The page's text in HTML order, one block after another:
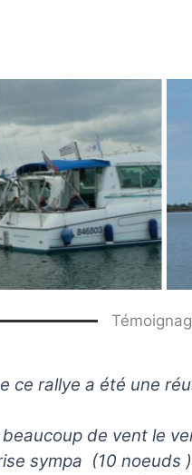
ce rallye a été une
de vent le
sympa (10 noeuds )